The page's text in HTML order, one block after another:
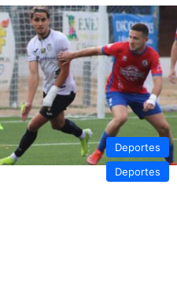
Deportes
Deportes